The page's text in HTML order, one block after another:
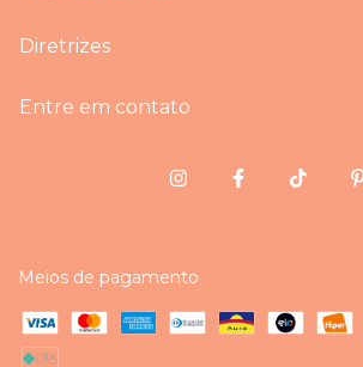
Diretrizes
Entre em contato
Meios de pagamento